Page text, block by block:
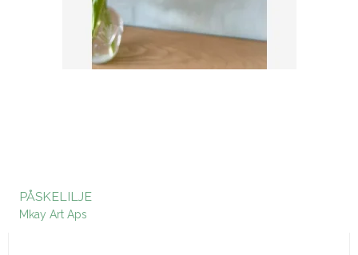
PÅSKELILJE
Mkay Art Aps